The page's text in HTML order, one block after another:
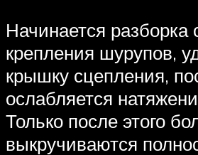
Начинается разборка
крепления шурупов,
крышку сцепления,
ослабляется
Только после этого
выкручиваются